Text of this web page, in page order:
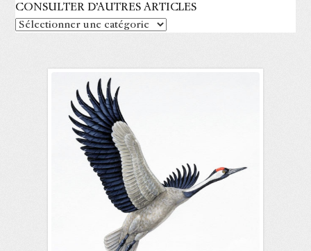
CONSULTER D’AUTRES ARTICLES